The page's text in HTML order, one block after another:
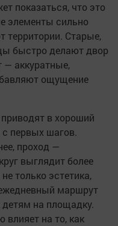
показаться, что это
элементы сильно
территории. Старые,
быстро делают двор
— аккуратные,
ощущение
в хороший
с первых шагов.
проход —
выглядит более
только эстетика,
маршрут
детям на площадку.
влияет на то, как